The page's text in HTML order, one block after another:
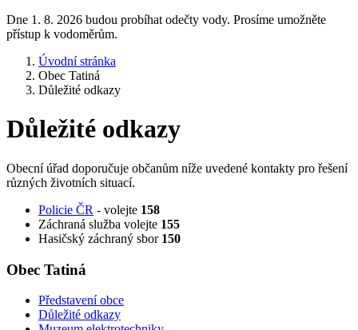
Dne 1. 8. 2026 budou probíhat odečty vody. Prosíme umožněte
přístup k vodoměrům.
Úvodní stránka
Obec Tatiná
Důležité odkazy
Důležité odkazy
Obecní úřad doporučuje občanům níže uvedené kontakty pro řešení
různých životních situací.
Policie ČR - volejte 158
Záchraná služba volejte 155
Hasičský záchraný sbor 150
Obec Tatiná
Představení obce
Důležité odkazy